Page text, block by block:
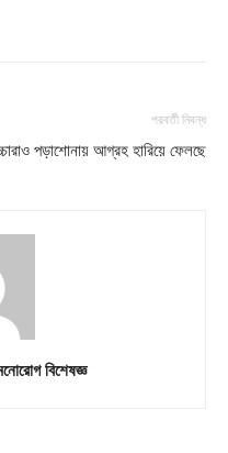
পরবর্তী নিবন্ধ
পড়াশোনায় আগ্রহ হারিয়ে ফেলছে
বিশেষজ্ঞ